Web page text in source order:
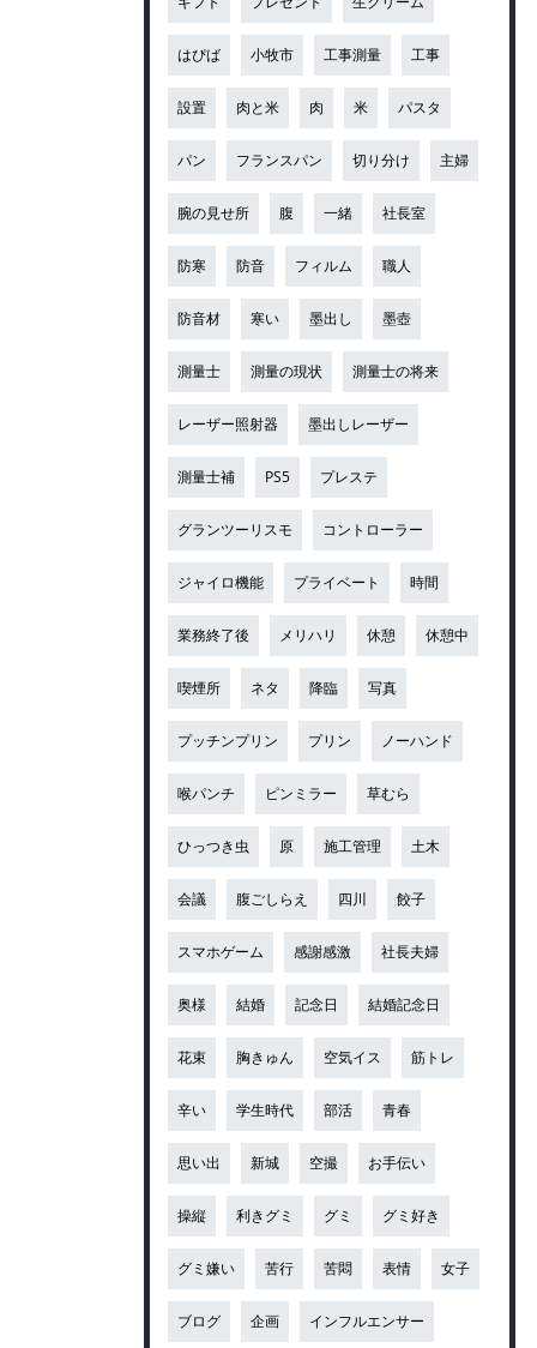
はぴば 小牧市 工事測量 工事
設置 肉と米 肉 米 パスタ
パン フランスパン 切り分け 主婦
腕の見せ所 腹 一緒 社長室
防寒 防音 フィルム 職人
防音材 寒い 墨出し 墨壺
測量士 測量の現状 測量士の将来
レーザー照射器 墨出しレーザー
測量士補 PS5 プレステ
グランツーリスモ コントローラー
ジャイロ機能 プライベート 時間
業務終了後 メリハリ 休憩 休憩中
喫煙所 ネタ 降臨 写真
プッチンプリン プリン ノーハンド
喉パンチ ピンミラー 草むら
ひっつき虫 原 施工管理 土木
会議 腹ごしらえ 四川 餃子
スマホゲーム 感謝感激 社長夫婦
奥様 結婚 記念日 結婚記念日
花束 胸きゅん 空気イス 筋トレ
辛い 学生時代 部活 青春
思い出 新城 空撮 お手伝い
操縦 利きグミ グミ グミ好き
グミ嫌い 苦行 苦悶 表情 女子
ブログ 企画 インフルエンサー